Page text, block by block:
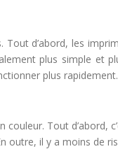
d’abord, les
plus simple et
plus rapidement.
Tout d’abord,
il y a moins de